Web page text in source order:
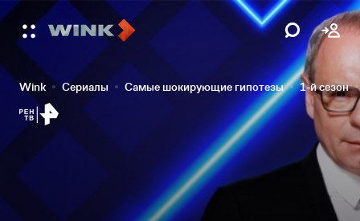
Wink Сериалы Самые шокирующие гипотезы 1-й сезон